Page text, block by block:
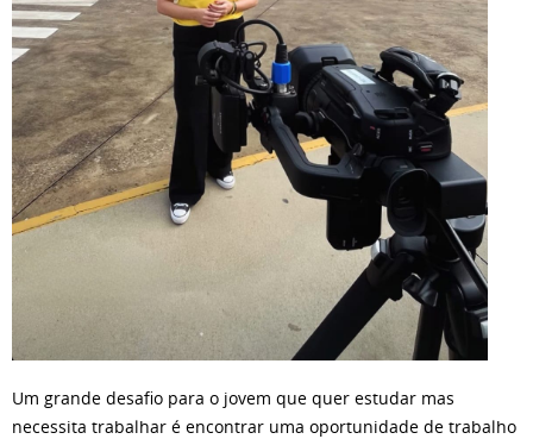
Um grande desafio para o jovem que quer estudar mas
necessita trabalhar é encontrar uma oportunidade de trabalho